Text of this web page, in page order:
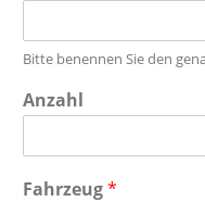
Bitte benennen Sie den
Anzahl
Fahrzeug*